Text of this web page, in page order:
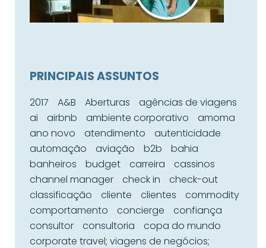
PRINCIPAIS ASSUNTOS
2017 A&B Aberturas
agências de viagens
ai
airbnb ambiente corporativo
amoma
ano novo
atendimento
autenticidade
automação
aviação b2b
bahia
banheiros
budget carreira
cassinos
channel manager
check in
check-out
classificação
cliente clientes
commodity
comportamento
concierge
confiança
consultor
consultoria
copa do mundo
corporate travel; viagens de negócios;